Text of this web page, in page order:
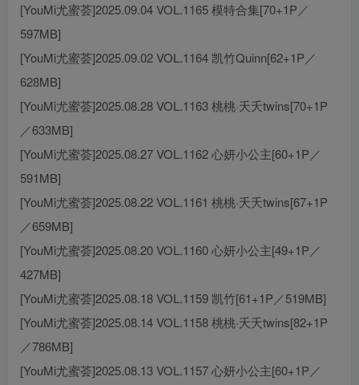
[YouMi尤蜜荟]2025.09.04 VOL.1165 模特合集[70+1P／
597MB]
[YouMi尤蜜荟]2025.09.02 VOL.1164 凯竹Quinn[62+1P／
628MB]
[YouMi尤蜜荟]2025.08.28 VOL.1163 桃桃·夭夭twins[70+1P
／633MB]
[YouMi尤蜜荟]2025.08.27 VOL.1162 心妍小公主[60+1P／
591MB]
[YouMi尤蜜荟]2025.08.22 VOL.1161 桃桃·夭夭twins[67+1P
／659MB]
[YouMi尤蜜荟]2025.08.20 VOL.1160 心妍小公主[49+1P／
427MB]
[YouMi尤蜜荟]2025.08.18 VOL.1159 凯竹[61+1P／519MB]
[YouMi尤蜜荟]2025.08.14 VOL.1158 桃桃·夭夭twins[82+1P
／786MB]
[YouMi尤蜜荟]2025.08.13 VOL.1157 心妍小公主[60+1P／